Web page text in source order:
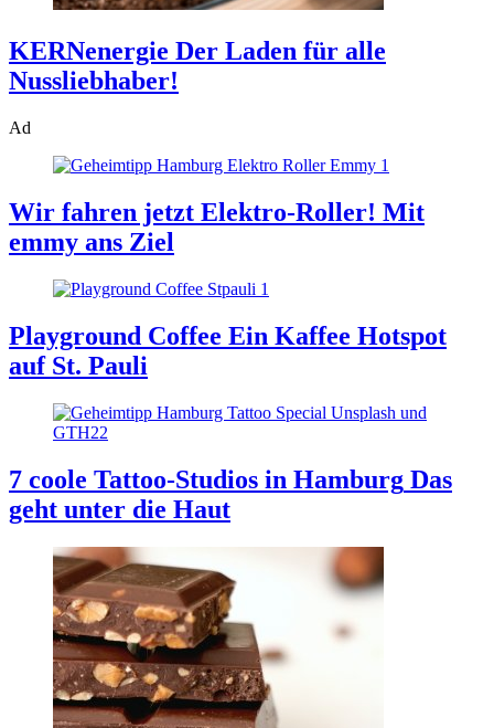
KERNenergie Der Laden für alle
Nussliebhaber!
Ad
Wir fahren jetzt Elektro-Roller! Mit
emmy ans Ziel
Playground Coffee Ein Kaffee Hotspot
auf St. Pauli
7 coole Tattoo-Studios in Hamburg Das
geht unter die Haut